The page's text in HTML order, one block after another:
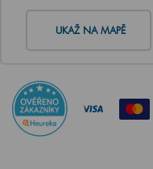
UKAŽ NA MAPĚ